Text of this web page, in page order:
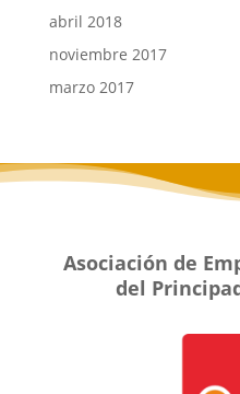
abril 2018
noviembre 2017
marzo 2017
Asociación de
del